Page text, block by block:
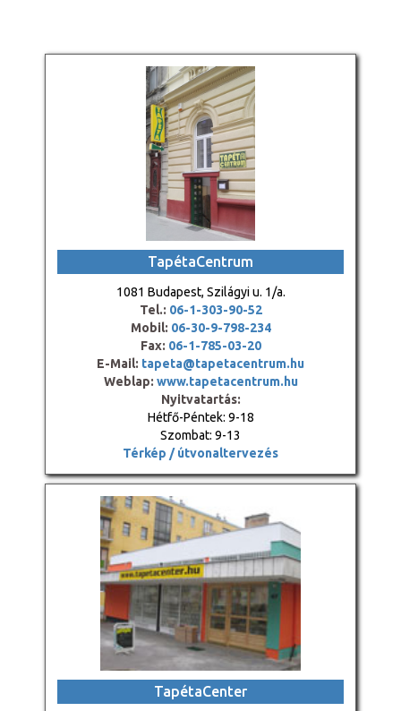
TapétaCentrum
1081 Budapest, Szilágyi u. 1/a.
Tel.: 06-1-303-90-52
Mobil: 06-30-9-798-234
Fax: 06-1-785-03-20
E-Mail: tapeta@tapetacentrum.hu
Weblap: www.tapetacentrum.hu
Nyitvatartás:
Hétfő-Péntek: 9-18
Szombat: 9-13
Térkép / útvonaltervezés
TapétaCenter